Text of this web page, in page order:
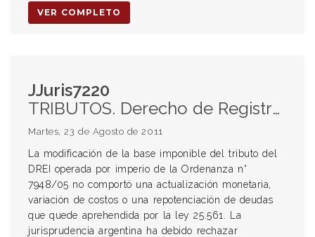
VER COMPLETO
JJuris7220
TRIBUTOS. Derecho de Registro e inspección (DREI). Base imponible. Municipalidad. Tasas. Confiscatoriedad. Principio de no confiscatoriedad. Alcance. Jurisprudencia. Interpretación. Prueba. Carga de la prueba.
Martes, 23 de Agosto de 2011
La modificación de la base imponible del tributo del
DREI operada por imperio de la Ordenanza n°
7948/05 no comportó una actualización monetaria,
variación de costos o una repotenciación de deudas
que quede aprehendida por la ley 25.561. La
jurisprudencia argentina ha debido rechazar